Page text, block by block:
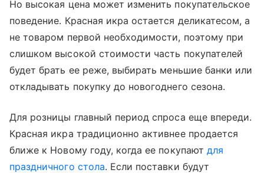
Но высокая цена может изменить покупательское
поведение. Красная икра остается деликатесом, а
не товаром первой необходимости, поэтому при
слишком высокой стоимости часть покупателей
будет брать ее реже, выбирать меньшие банки или
откладывать покупку до новогоднего сезона.
Для розницы главный период спроса еще впереди.
Красная икра традиционно активнее продается
ближе к Новому году, когда ее покупают для
праздничного стола. Если поставки будут